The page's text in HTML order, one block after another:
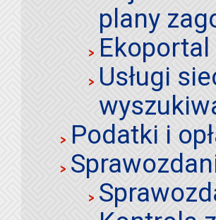
plany
Usługi
Podatki i